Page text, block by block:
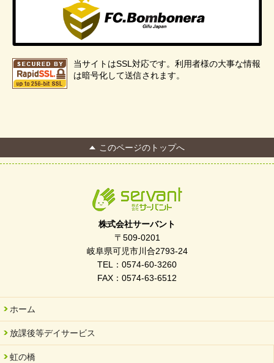
当サイトはSSL対応です。利用者様の大事な情報
は暗号化して送信されます。
このページのトップへ
株式会社サーバント
〒509-0201
岐阜県可児市川合2793-24
TEL：0574-60-3260
FAX：0574-63-6512
ホーム
放課後等デイサービス
虹の橋